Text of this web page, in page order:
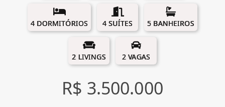
4 DORMITÓRIOS 4 SUÍTES 5 BANHEIROS
2 LIVINGS 2 VAGAS
R$ 3.500.000